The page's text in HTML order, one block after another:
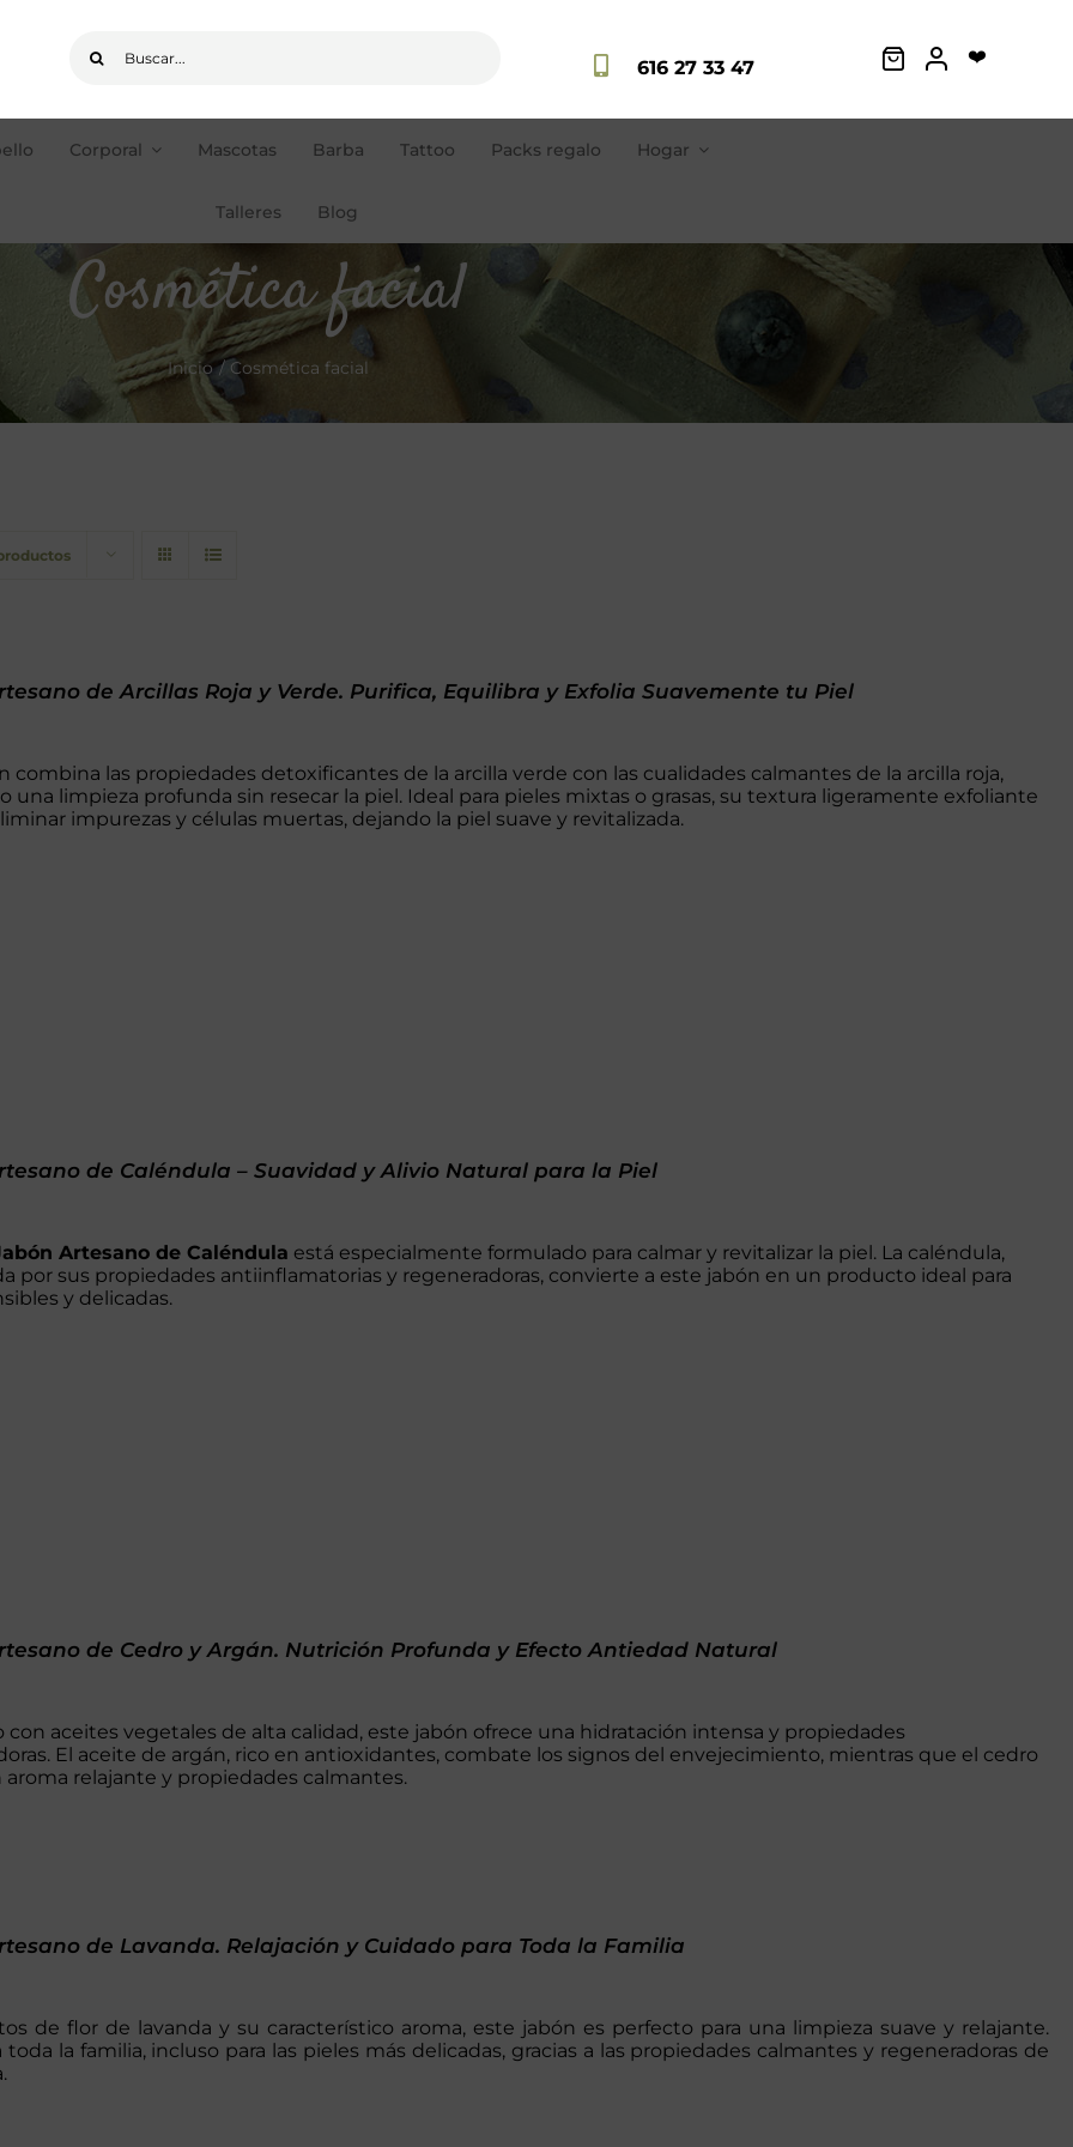
616 27 33 47
❤️
Corporal Mascotas Barba Tattoo Packs regalo Hogar
Talleres Blog
ENVÍOS GRATIS pedidos de +35€ Jabones Artesanos
Cosmética facial
Inicio Cosmética facial
de Arcillas Roja y Verde. Purifica, Equilibra y Exfolia Suavemente tu Piel
combina las propiedades detoxificantes de la arcilla verde con las cualidades calmantes de la arcilla roja,
una limpieza profunda sin resecar la piel. Ideal para pieles mixtas o grasas, su textura ligeramente exfoliante
impurezas y células muertas, dejando la piel suave y revitalizada.
de Caléndula – Suavidad y Alivio Natural para la Piel
Artesano de Caléndula está especialmente formulado para calmar y revitalizar la piel. La caléndula,
por sus propiedades antiinflamatorias y regeneradoras, convierte a este jabón en un producto ideal para
y delicadas.
de Cedro y Argán. Nutrición Profunda y Efecto Antiedad Natural
con aceites vegetales de alta calidad, este jabón ofrece una hidratación intensa y propiedades
El aceite de argán, rico en antioxidantes, combate los signos del envejecimiento, mientras que el cedro
aroma relajante y propiedades calmantes.
de Lavanda. Relajación y Cuidado para Toda la Familia
de flor de lavanda y su característico aroma, este jabón es perfecto para una limpieza suave y relajante.
toda la familia, incluso para las pieles más delicadas, gracias a las propiedades calmantes y regeneradoras de